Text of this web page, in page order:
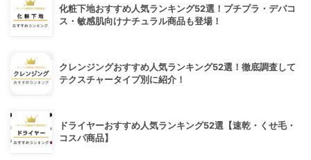
化粧下地おすすめ人気ランキング52選！プチプラ・デパコ
ス・敏感肌向けナチュラル商品も登場！
クレンジングおすすめ人気ランキング52選！徹底調査して
テクスチャータイプ別に紹介！
ドライヤーおすすめ人気ランキング52選【速乾・くせ毛・
コスパ商品】